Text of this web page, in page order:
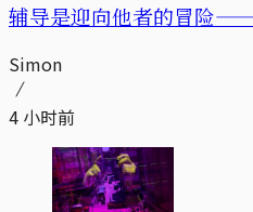
辅导是迎向他者的冒险
Simon
4 小时前